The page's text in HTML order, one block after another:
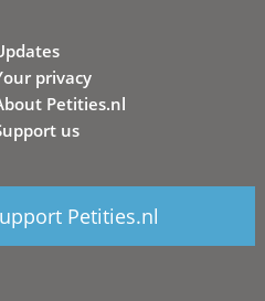
privacy
Petities.nl
us
Petities.nl